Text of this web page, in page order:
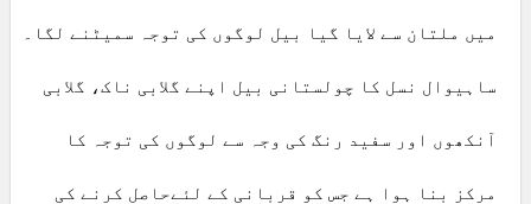
میں ملتان سے لایا گیا بیل لوگوں کی توجہ سمیٹنے لگا۔
ساہیوال نسل کا چولستانی بیل اپنے گلابی ناک، گلابی
آنکھوں اور سفید رنگ کی وجہ سے لوگوں کی توجہ کا
مرکز بنا ہوا ہے جس کو قربانی کے لئےحاصل کرنے کی